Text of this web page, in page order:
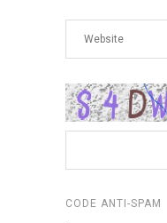
CODE ANTI-SPAM